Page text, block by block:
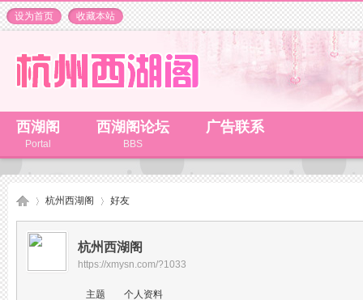
设为首页 收藏本站
西湖阁
Portal
西湖阁论坛
BBS
广告联系
›
杭州西湖阁
›
好友
杭州西湖阁
https://xmysn.com/?1033
主题 个人资料